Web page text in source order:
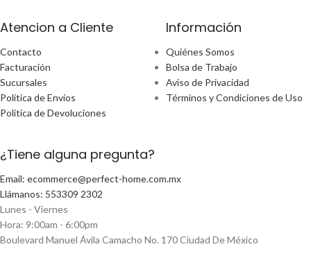
Atencion a Cliente
Contacto
Facturación
Sucursales
Política de Envíos
Política de Devoluciones
Información
Quiénes Somos
Bolsa de Trabajo
Aviso de Privacidad
Términos y Condiciones de Uso
¿Tiene alguna pregunta?
Email: ecommerce@perfect-home.com.mx
Llámanos: 553309 2302
Lunes - Viernes
Hora: 9:00am - 6:00pm
Boulevard Manuel Ávila Camacho No. 170 Ciudad De México